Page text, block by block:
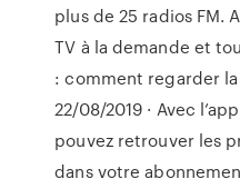
plus de 25 radios FM.
TV à la demande et
: comment regarder
22/08/2019 · Avec
pouvez retrouver les
dans votre